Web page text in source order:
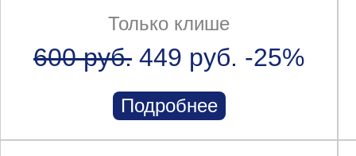
Только клише
600 руб. 449 руб. -25%
Подробнее